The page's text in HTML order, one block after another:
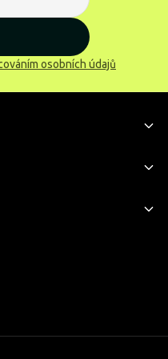
osobních údajů